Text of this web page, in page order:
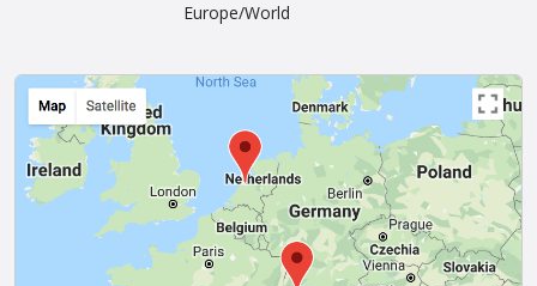
Van Amstel Westerkerk
€ 500
excl. VAT
Van Amstel Vondel
€ 500excl. VAT
Europe/World